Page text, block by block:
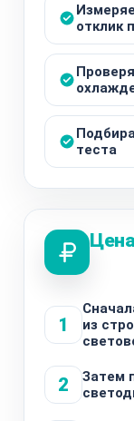
отклик
теста
1
из
2
Затем